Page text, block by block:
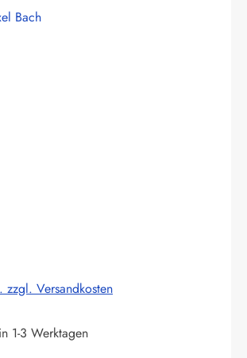
Bach
zzgl. Versandkosten
1-3 Werktagen